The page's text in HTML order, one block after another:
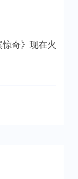
奇》现在火